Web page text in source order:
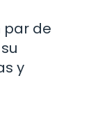
par de
y